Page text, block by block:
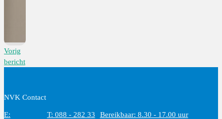
Vorig
bericht
NVK Contact
E:
T: 088 - 282 33
Bereikbaar: 8.30 - 17.00 uur